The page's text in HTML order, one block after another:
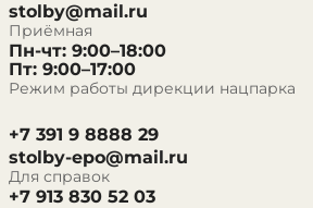
stolby@mail.ru
Приёмная
Пн-чт: 9:00–18:00
Пт: 9:00–17:00
Режим работы дирекции нацпарка
+7 391 9 8888 29
stolby-epo@mail.ru
Для справок
+7 913 830 52 03